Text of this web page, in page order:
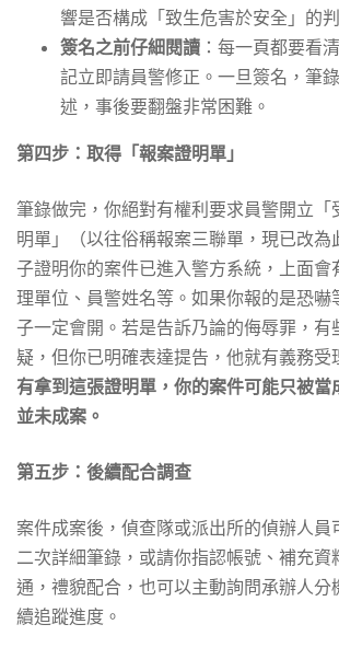
響是否構成「致生危害於安全」的
簽名之前仔細閱讀 ：每一頁都要看
記立即請員警修正。一旦簽名，筆
述，事後要翻盤非常困難。
第四步：取得「報案證明單」
筆錄做完，你絕對有權利要求員警開立「
明單」（以往俗稱報案三聯單，現已改為
子證明你的案件已進入警方系統，上面會
理單位、員警姓名等。如果你報的是恐嚇
子一定會開。若是告訴乃論的侮辱罪，有
疑，但你已明確表達提告，他就有義務受
有拿到這張證明單，你的案件可能只被當
並未成案。
第五步：後續配合調查
案件成案後，偵查隊或派出所的偵辦人員
二次詳細筆錄，或請你指認帳號、補充資
通，禮貌配合，也可以主動詢問承辦人分
續追蹤進度。